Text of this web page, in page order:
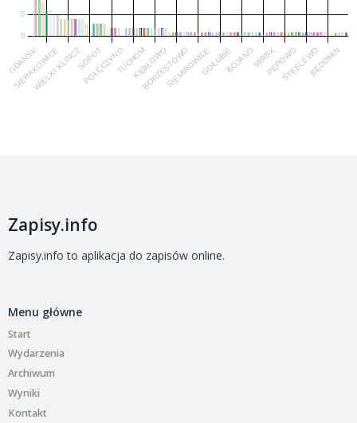
Zapisy.info
Zapisy.info to aplikacja do zapisów online.
Menu główne
Start
Wydarzenia
Archiwum
Wyniki
Kontakt